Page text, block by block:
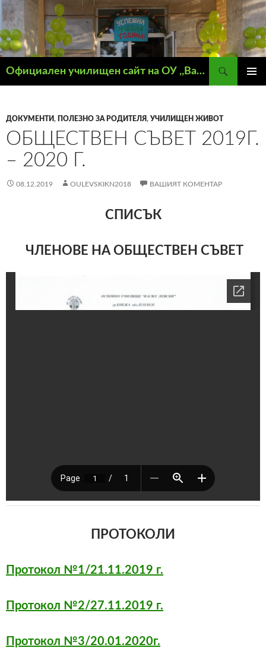
Официален училищен сайт на ОУ ,,Васил Левски" – гр. Кнежа
ДОКУМЕНТИ, ПОЛЕЗНО ЗА РОДИТЕЛЯ, УЧИЛИЩЕН ЖИВОТ
ОБЩЕСТВЕН СЪВЕТ 2019Г.
– 2020 Г.
08.12.2019 OULEVSKIKN2018 ВАШИЯТ КОМЕНТАР
СПИСЪК
ЧЛЕНОВЕ НА ОБЩЕСТВЕН СЪВЕТ
ПРОТОКОЛИ
Протокол №1/21.11.2019 г.
Протокол №2/27.11.2019 г.
Протокол №3/20.01.2020г.